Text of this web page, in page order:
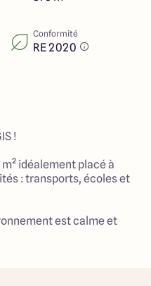
4.7
Conformité
RE 2020
!
idéalement placé à
: transports, écoles et
est calme et
pour votre projet de